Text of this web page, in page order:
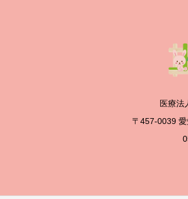
医療
〒457-0039